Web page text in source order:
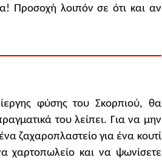
Προσοχή λοιπόν σε ότι και αν
φύσης του Σκορπιού, θα
του λείπει. Για να μην
ζαχαροπλαστείο για ένα κουτί
χαρτοπωλείο και να ψωνίσετε